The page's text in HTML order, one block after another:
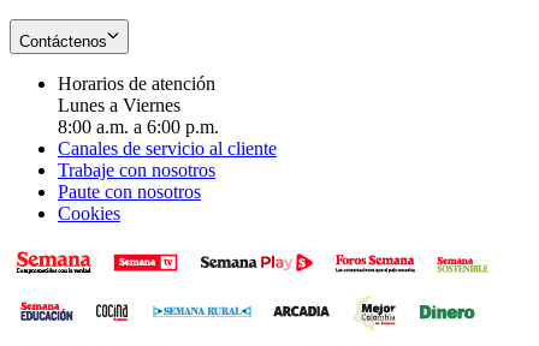
Contáctenos
Horarios de atención
Lunes a Viernes
8:00 a.m. a 6:00 p.m.
Canales de servicio al cliente
Trabaje con nosotros
Paute con nosotros
Cookies